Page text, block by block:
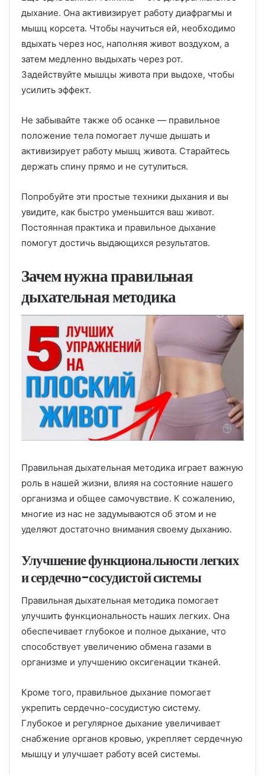
дыхание. Она активизирует работу диафрагмы и
мышц корсета. Чтобы научиться ей, необходимо
вдыхать через нос, наполняя живот воздухом, а
затем медленно выдыхать через рот.
Задействуйте мышцы живота при выдохе, чтобы
усилить эффект.
Не забывайте также об осанке — правильное
положение тела помогает лучше дышать и
активизирует работу мышц живота. Старайтесь
держать спину прямо и не сутулиться.
Попробуйте эти простые техники дыхания и вы
увидите, как быстро уменьшится ваш живот.
Постоянная практика и правильное дыхание
помогут достичь выдающихся результатов.
Зачем нужна правильная
дыхательная методика
Правильная дыхательная методика играет важную
роль в нашей жизни, влияя на состояние нашего
организма и общее самочувствие. К сожалению,
многие из нас не задумываются об этом и не
уделяют достаточно внимания своему дыханию.
Улучшение функциональности легких
и сердечно-сосудистой системы
Правильная дыхательная методика помогает
улучшить функциональность наших легких. Она
обеспечивает глубокое и полное дыхание, что
способствует увеличению обмена газами в
организме и улучшению оксигенации тканей.
Кроме того, правильное дыхание помогает
укрепить сердечно-сосудистую систему.
Глубокое и регулярное дыхание увеличивает
снабжение органов кровью, укрепляет сердечную
мышцу и улучшает работу всей системы.